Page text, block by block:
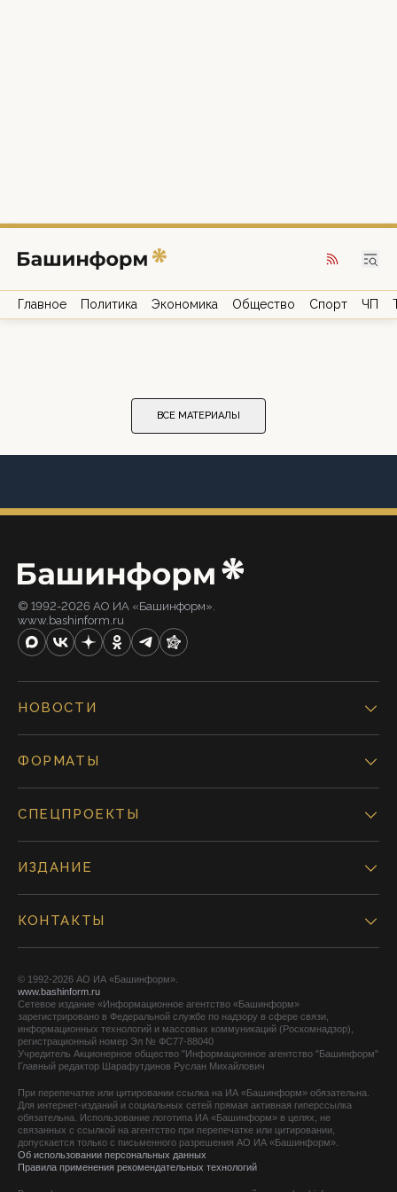
Главное Политика Экономика Общество Спорт ЧП
ВСЕ МАТЕРИАЛЫ
© 1992-2026 АО ИА «Башинформ».
www.bashinform.ru
НОВОСТИ
ФОРМАТЫ
СПЕЦПРОЕКТЫ
ИЗДАНИЕ
КОНТАКТЫ
© 1992-2026 АО ИА «Башинформ».
www.bashinform.ru
Сетевое издание «Информационное агентство «Башинформ»
зарегистрировано в Федеральной службе по надзору в сфере связи,
информационных технологий и массовых коммуникаций (Роскомнадзор),
регистрационный номер Эл № ФС77-88040
Учредитель Акционерное общество "Информационное агентство "Башинформ"
Главный редактор Шарафутдинов Руслан Михайлович
При перепечатке или цитировании ссылка на ИА «Башинформ» обязательна.
Для интернет-изданий и социальных сетей прямая активная гиперссылка
обязательна. Использование логотипа ИА «Башинформ» в целях, не
связанных с ссылкой на агентство при перепечатке или цитировании,
допускается только с письменного разрешения АО ИА «Башинформ».
Об использовании персональных данных
Правила применения рекомендательных технологий